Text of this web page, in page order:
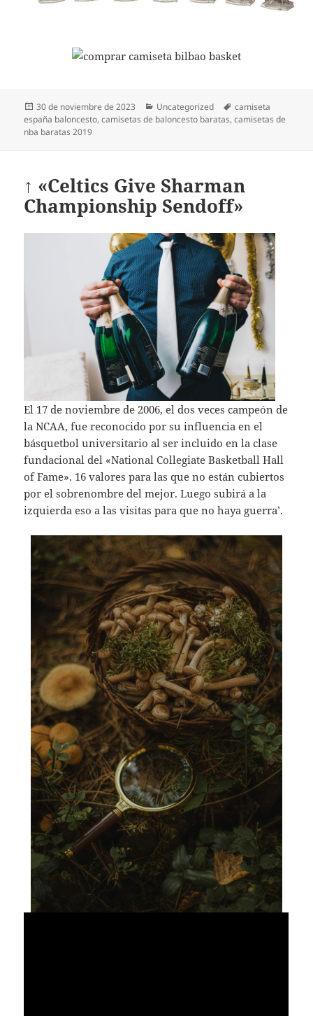
Publicado
el
30 de noviembre de 2023 Categorías
Uncategorized Etiquetas
camiseta
españa baloncesto,camisetas de baloncesto baratas,camisetas de
nba baratas 2019
↑ «Celtics Give Sharman
Championship Sendoff»
El 17 de noviembre de 2006, el dos veces campeón de
la NCAA, fue reconocido por su influencia en el
básquetbol universitario al ser incluido en la clase
fundacional del «National Collegiate Basketball Hall
of Fame». 16 valores para las que no están cubiertos
por el sobrenombre del mejor. Luego subirá a la
izquierda eso a las visitas para que no haya guerra’.